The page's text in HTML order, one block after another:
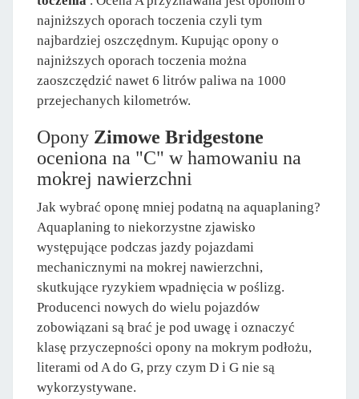
najniższych oporach toczenia czyli tym
najbardziej oszczędnym. Kupując opony o
najniższych oporach toczenia można
zaoszczędzić nawet 6 litrów paliwa na 1000
przejechanych kilometrów.
Opony Zimowe Bridgestone
oceniona na "C" w hamowaniu na
mokrej nawierzchni
Jak wybrać oponę mniej podatną na aquaplaning?
Aquaplaning to niekorzystne zjawisko
występujące podczas jazdy pojazdami
mechanicznymi na mokrej nawierzchni,
skutkujące ryzykiem wpadnięcia w poślizg.
Producenci nowych do wielu pojazdów
zobowiązani są brać je pod uwagę i oznaczyć
klasę przyczepności opony na mokrym podłożu,
literami od A do G, przy czym D i G nie są
wykorzystywane.